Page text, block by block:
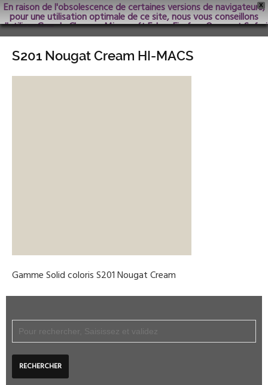
X
En raison de l'obsolescence de certaines versions de navigateurs,
pour une utilisation optimale de ce site, nous vous conseillons
d'utiliser Google Chrome; Microsoft Edge, Firefox, Opera et Safari
dans les versions les plus récentes.
S201 Nougat Cream HI-MACS
Gamme Solid coloris S201 Nougat Cream